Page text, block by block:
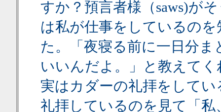
すか？預言者様（saws)が
は私が仕事をしているの
た。「夜寝る前に一日分
いいんだよ。」と教えて
実はカダーの礼拝をして
礼拝しているのを見て「